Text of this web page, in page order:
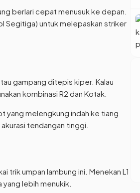
berlari cepat menusuk ke depan.
Segitiga) untuk melepaskan striker
gampang ditepis kiper. Kalau
kombinasi R2 dan Kotak.
yang melengkung indah ke tiang
tendangan tinggi.
trik umpan lambung ini. Menekan L1
lebih menukik.